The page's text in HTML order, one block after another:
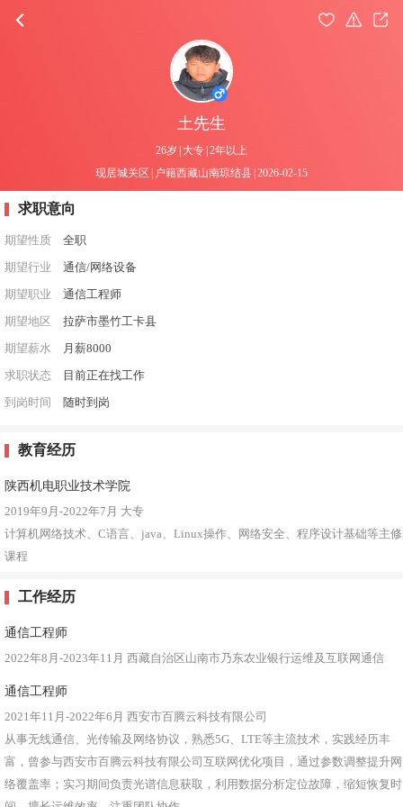
土先生
26岁 大专 2年以上
现居城关区
户籍西藏山南琼结县 2026-02-15
求职意向
期望性质
全职
期望行业
通信/网络设备
期望职业
通信工程师
期望地区
拉萨市墨竹工卡县
期望薪水
月薪8000
求职状态
目前正在找工作
到岗时间
随时到岗
教育经历
陕西机电职业技术学院
2019年9月-2022年7月 大专
计算机网络技术、C语言、java、Linux操作、网络安全、程序设计基础等主修
课程
工作经历
通信工程师
2022年8月-2023年11月 西藏自治区山南市乃东农业银行运维及互联网通信
通信工程师
2021年11月-2022年6月 西安市百腾云科技有限公司
从事无线通信、光传输及网络协议，熟悉5G、LTE等主流技术，实践经历丰
富，曾参与西安市百腾云科技有限公司互联网优化项目，通过参数调整提升网
络覆盖率；实习期间负责光谱信息获取，利用数据分析定位故障，缩短恢复时